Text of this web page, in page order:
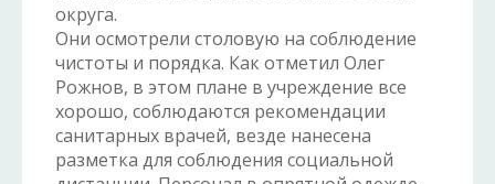
округа.
Они осмотрели столовую на соблюдение
чистоты и порядка. Как отметил Олег
Рожнов, в этом плане в учреждение все
хорошо, соблюдаются рекомендации
санитарных врачей, везде нанесена
разметка для соблюдения социальной